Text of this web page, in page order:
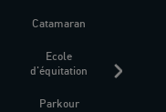
Catamaran
Ecole
d'équitation
Parkour